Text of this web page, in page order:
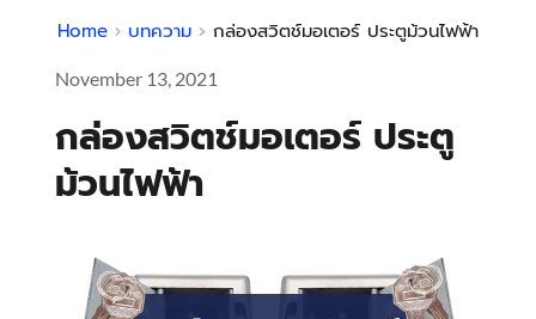
Home บทความ กล่องสวิตช์มอเตอร์ ประตูม้วนไฟฟ้า
November 13, 2021
กล่องสวิตช์มอเตอร์ ประตู
ม้วนไฟฟ้า